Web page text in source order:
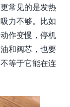
常见的是发热
力不够。比如
作变慢，停机
和阀芯，也要
等于它能在连